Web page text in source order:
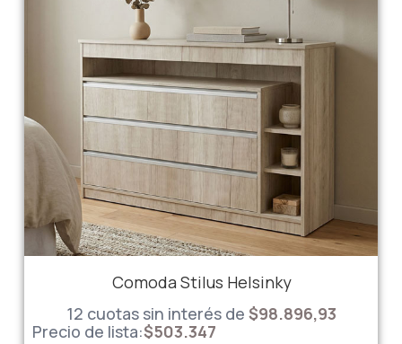
Comoda Stilus Helsinky
12 cuotas sin interés de $98.896,93
Precio de lista:$503.347